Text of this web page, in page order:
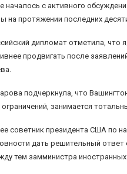
началось с активного
на протяжении последних
дипломат отметила, что
продвигать после
подчеркнула, что
ограничений, занимается
советник президента США по
дать решительный ответ
тем замминистра